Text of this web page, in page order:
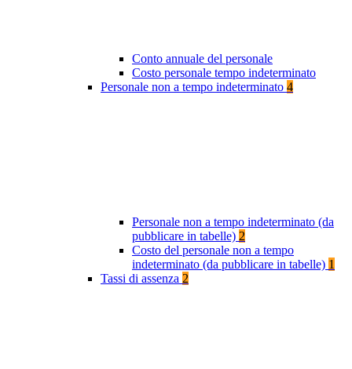
Conto annuale del personale
Costo personale tempo indeterminato
Personale non a tempo indeterminato 4
Personale non a tempo indeterminato (da
pubblicare in tabelle) 2
Costo del personale non a tempo
indeterminato (da pubblicare in tabelle) 1
Tassi di assenza 2